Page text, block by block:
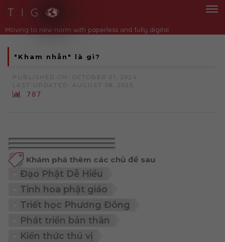
T I G
"Kham nhẫn" là gì?
PUBLISHED ON: OCTOBER 01, 2024
LAST UPDATED: AUGUST 08, 2025
787
Khám phá thêm các chủ đề sau
Đạo Phật Dễ Hiểu
Tinh hoa phật giáo
Triết học Phương Đông
Phát triển bản thân
Kiến thức thú vị